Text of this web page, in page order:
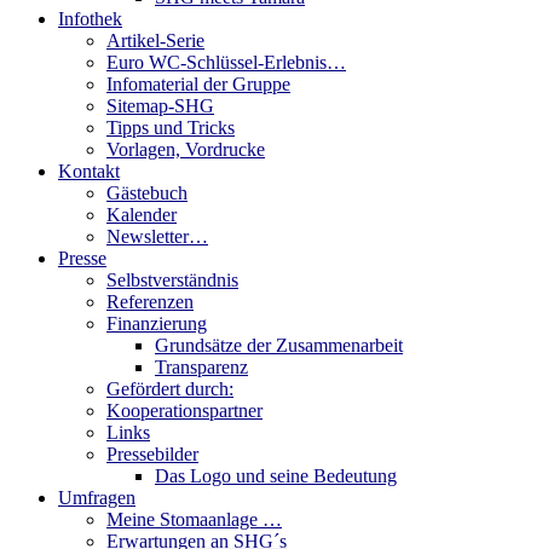
Infothek
Artikel-Serie
Euro WC-Schlüssel-Erlebnis…
Infomaterial der Gruppe
Sitemap-SHG
Tipps und Tricks
Vorlagen, Vordrucke
Kontakt
Gästebuch
Kalender
Newsletter…
Presse
Selbstverständnis
Referenzen
Finanzierung
Grundsätze der Zusammenarbeit
Transparenz
Gefördert durch:
Kooperationspartner
Links
Pressebilder
Das Logo und seine Bedeutung
Umfragen
Meine Stomaanlage …
Erwartungen an SHG´s